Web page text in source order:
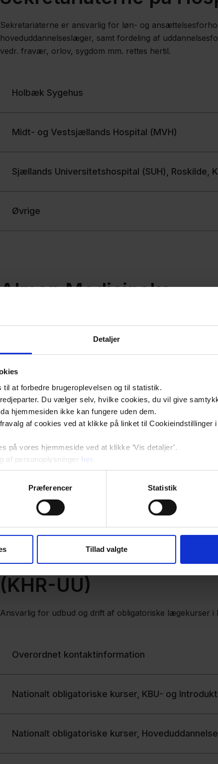
Detaljer
at forbedre brugeroplevelsen og til statistik.
Du vælger selv, hvilke cookies, du vil give
hjemmesiden ikke kan fungere uden dem.
af cookies ved at klikke på linket til Cookieindstillinger
på vores hjemmeside ved at klikke ’Vis detaljer’.
af personoplysninger her
Præferencer Statistik
Tillad valgte
Sekretariaterne er ansvarlig for løn- og
hoveduddannelseslæger, samt fordeling af
vedr. fravær, orlov, sygdom mm. rettes hertil.
​Holbæk Sygehus
Midt- og Vestsjællands Hospital (MVH)
Sjællands Universitetshospital (SUH), Roskilde,
Øvrige
Almen Medicinske
AMU er ansvarlig for kontakten til tutorpraksis samt
praksis i samarbejde med sygehussekretariaterne. AMU
forbindelse med ophold i almen praksis.
​AMU´s ansvarsområder er opdelt i henholdsvis Nord og
hvor Køge-området hører til Nord, mens Ringsted, Sorø
Område Nord
Områder Syd
Koncern HR
(KHR-UU)
Ansvarlig for udbud og drift af obligatoriske lægekurser i
Overordnet kontaktinformation​​
Nationalt obligatoriske kurser, KBU- og
Nationalt obligatoriske kurser, Hoveduddannelse